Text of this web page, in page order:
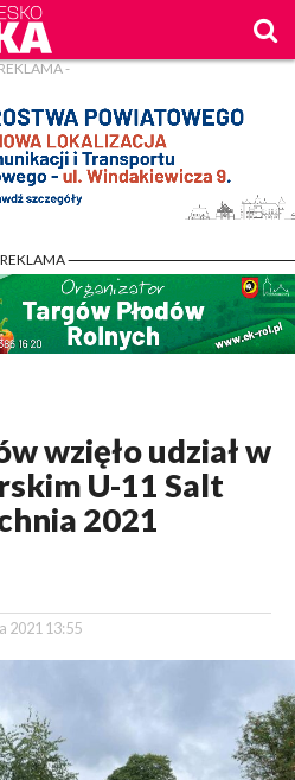
-
-
wzięło udział w
U-11 Salt
2021
2021 13:55